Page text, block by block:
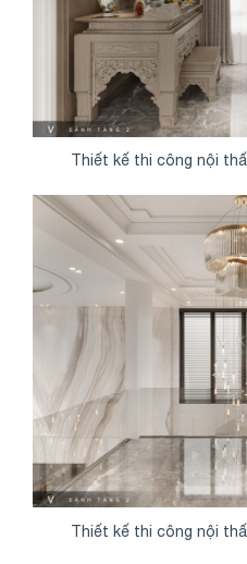
Thiết kế thi công nội
Thiết kế thi công nội